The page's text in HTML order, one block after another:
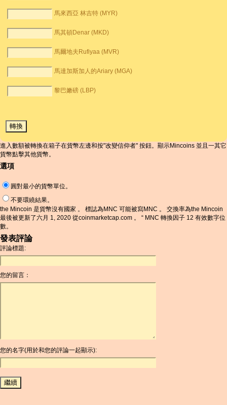
馬來西亞 林吉特 (MYR)
馬其頓Denar (MKD)
馬爾地夫Rufiyaa (MVR)
馬達加斯加人的Ariary (MGA)
黎巴嫩磅 (LBP)
進入數額被轉換在箱子在貨幣左邊和按"改變信仰者" 按鈕。顯示Mincoins 並且一其它
貨幣點擊其他貨幣。
選項
圓對最小的貨幣單位。
不要環繞結果。
the Mincoin 是貨幣沒有國家 。 標誌為MNC 可能被寫MNC 。 交換率為the Mincoin
最後被更新了六月 1, 2020 從coinmarketcap.com 。 “ MNC 轉換因子 12 有效數字位
數。
發表評論
評論標題:
您的留言：
您的名字(用於和您的評論一起顯示):